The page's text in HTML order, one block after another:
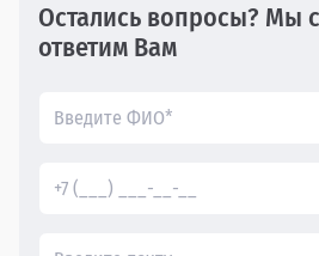
Остались вопросы? Мы
ответим Вам